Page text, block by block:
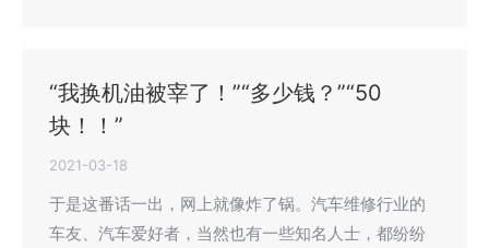
“我换机油被宰了！”“多少钱？”“50
块！！”
2021-03-18
于是这番话一出，网上就像炸了锅。汽车维修行业的
车友、汽车爱好者，当然也有一些知名人士，都纷纷